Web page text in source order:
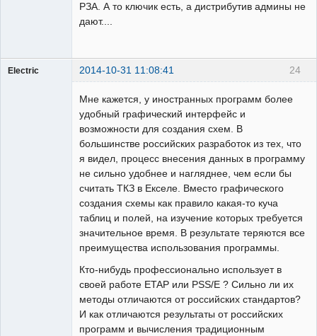
РЗА. А то ключик есть, а дистрибутив админы не
дают....
24
Electric 2014-10-31 11:08:41
Мне кажется, у иностранных программ более
удобный графический интерфейс и
возможности для создания схем. В
большинстве российских разработок из тех, что
я видел, процесс внесения данных в программу
не сильно удобнее и нагляднее, чем если бы
считать ТКЗ в Екселе. Вместо графического
создания схемы как правило какая-то куча
таблиц и полей, на изучение которых требуется
значительное время. В результате теряются все
преимущества использования программы.
Кто-нибудь профессионально использует в
своей работе ETAP или PSS/E ? Сильно ли их
методы отличаются от российских стандартов?
И как отличаются результаты от российских
программ и вычисления традиционным